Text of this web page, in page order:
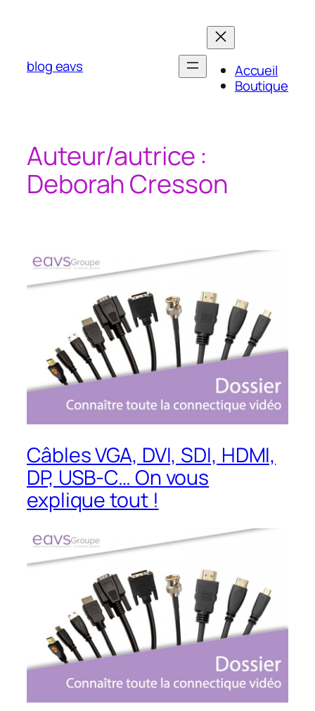
blog eavs
Accueil
Boutique
Auteur/autrice :
Deborah Cresson
Câbles VGA, DVI, SDI, HDMI,
DP, USB-C… On vous
explique tout !